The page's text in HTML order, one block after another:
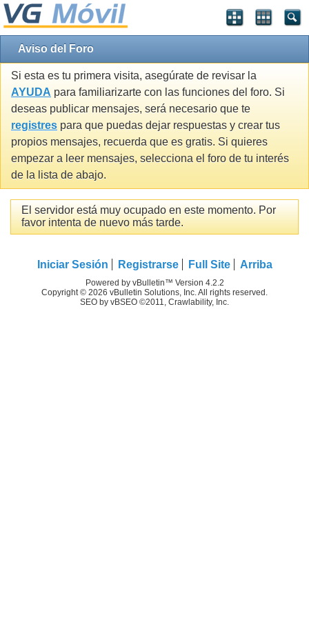
Aviso del Foro
Si esta es tu primera visita, asegúrate de revisar la
AYUDA para familiarizarte con las funciones del foro. Si
deseas publicar mensajes, será necesario que te
registres para que puedas dejar respuestas y crear tus
propios mensajes, recuerda que es gratis. Si quieres
empezar a leer mensajes, selecciona el foro de tu interés
de la lista de abajo.
El servidor está muy ocupado en este momento. Por
favor intenta de nuevo más tarde.
Iniciar Sesión Registrarse Full Site Arriba
Powered by vBulletin™ Version 4.2.2
Copyright © 2026 vBulletin Solutions, Inc. All rights reserved.
SEO by vBSEO ©2011, Crawlability, Inc.